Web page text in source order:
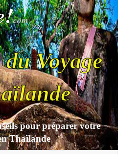
com
Voyage
pour préparer votre
Thaïlande